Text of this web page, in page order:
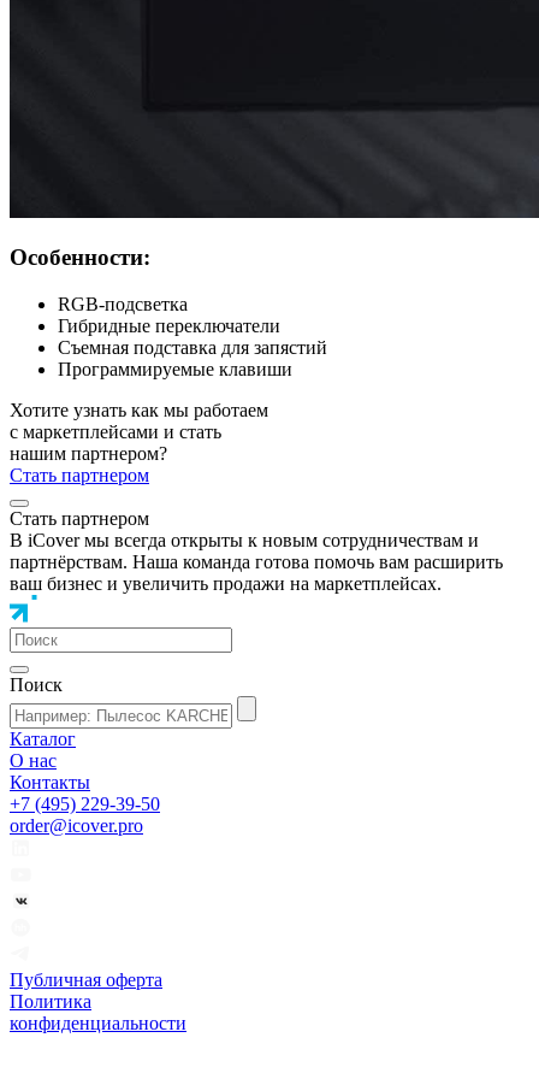
Особенности:
RGB-подсветка
Гибридные переключатели
Съемная подставка для запястий
Программируемые клавиши
Хотите узнать как мы работаем
с маркетплейсами и стать
нашим партнером?
Стать партнером
Стать партнером
В iCover мы всегда открыты к новым сотрудничествам и
партнёрствам. Наша команда готова помочь вам расширить
ваш бизнес и увеличить продажи на маркетплейсах.
Поиск
Каталог
О нас
Контакты
+7 (495) 229-39-50
order@icover.pro
Публичная оферта
Политика
конфиденциальности